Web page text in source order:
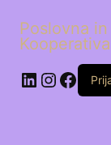
Poslovna
LinkedIn